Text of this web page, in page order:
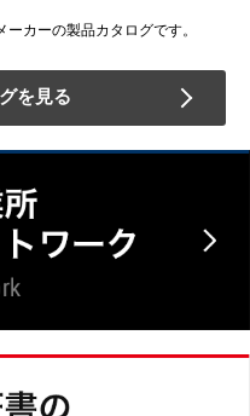
カーの製品カタログです。
を見る